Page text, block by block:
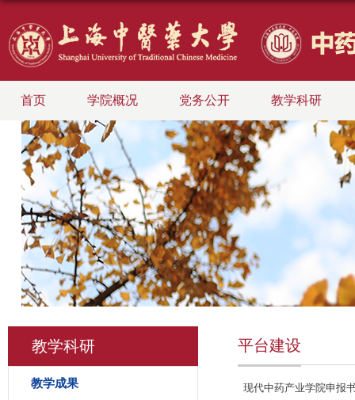
首页 学院概况 党务公开 教学科研
教学科研
教学成果
平台建设
现代中药产业学院申报